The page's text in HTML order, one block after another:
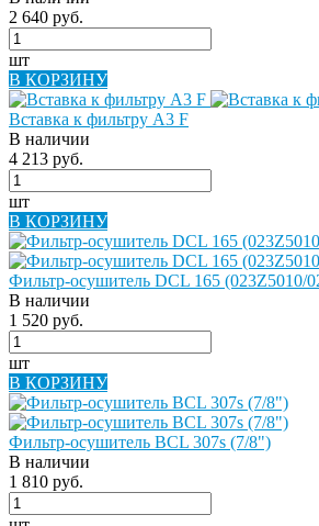
2 640 руб.
шт
В КОРЗИНУ
Вставка к фильтру A3 F
В наличии
4 213 руб.
шт
В КОРЗИНУ
Фильтр-осушитель DCL 165 (023Z5010/
В наличии
1 520 руб.
шт
В КОРЗИНУ
Фильтр-осушитель BCL 307s (7/8")
В наличии
1 810 руб.